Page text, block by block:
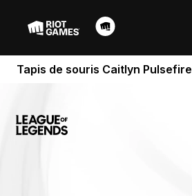
Tapis de souris Caitlyn Pulsefire